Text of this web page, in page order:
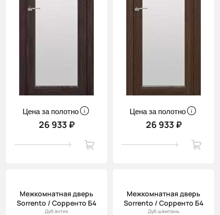
Цена за полотно
26 933 ₽
Цена за полотно
26 933 ₽
Межкомнатная дверь
Sorrento / Сорренто Б4
Дуб антик
Межкомнатная дверь
Sorrento / Сорренто Б4
Дуб шампань